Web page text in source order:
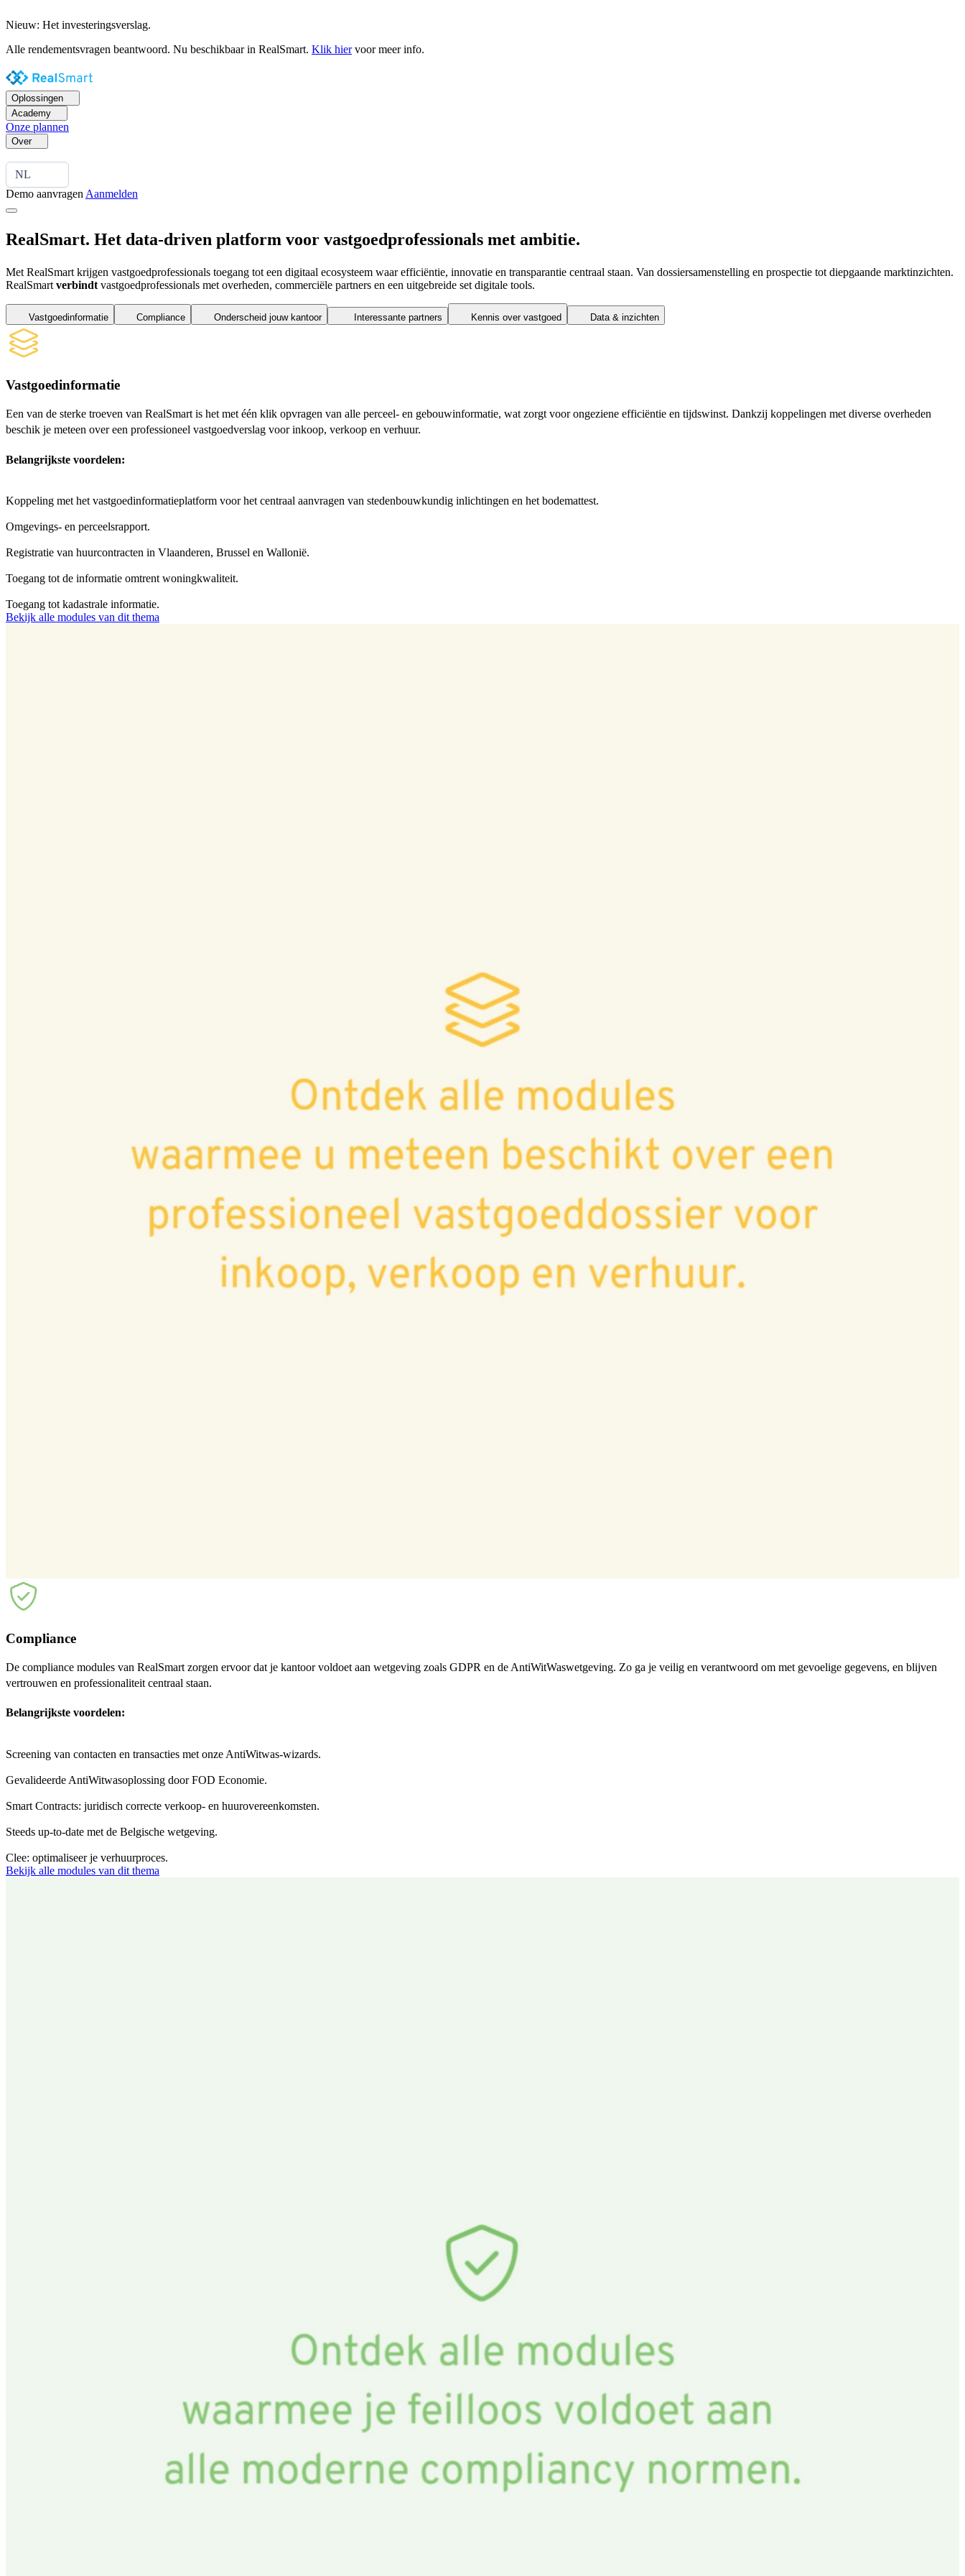
Nieuw: Het investeringsverslag.
Alle rendementsvragen beantwoord. Nu beschikbaar in RealSmart. Klik hiervoor meer info.
Oplossingen
Academy
Onze plannen
Over
NL
Demo aanvragen Aanmelden
RealSmart. Het data-driven platform voor vastgoedprofessionals met ambitie.
Met RealSmart krijgen vastgoedprofessionals toegang tot een digitaal ecosysteem waar efficiëntie, innovatie en transparantie centraal staan. Van dossiersamenstelling en prospectie tot diepgaande marktinzichten.
RealSmart verbindt vastgoedprofessionals met overheden, commerciële partners en een uitgebreide set digitale tools.
Vastgoedinformatie Compliance Onderscheid jouw kantoor Interessante partners Kennis over vastgoed Data & inzichten
Vastgoedinformatie
Een van de sterke troeven van RealSmart is het met één klik opvragen van alle perceel- en gebouwinformatie, wat zorgt voor ongeziene efficiëntie en tijdswinst. Dankzij koppelingen met diverse overheden
beschik je meteen over een professioneel vastgoedverslag voor inkoop, verkoop en verhuur.
Belangrijkste voordelen:
Koppeling met het vastgoedinformatieplatform voor het centraal aanvragen van stedenbouwkundig inlichtingen en het bodemattest.
Omgevings- en perceelsrapport.
Registratie van huurcontracten in Vlaanderen, Brussel en Wallonië.
Toegang tot de informatie omtrent woningkwaliteit.
Toegang tot kadastrale informatie.
Bekijk alle modules van dit thema
Compliance
De compliance modules van RealSmart zorgen ervoor dat je kantoor voldoet aan wetgeving zoals GDPR en de AntiWitWaswetgeving. Zo ga je veilig en verantwoord om met gevoelige gegevens, en blijven
vertrouwen en professionaliteit centraal staan.
Belangrijkste voordelen:
Screening van contacten en transacties met onze AntiWitwas-wizards.
Gevalideerde AntiWitwasoplossing door FOD Economie.
Smart Contracts: juridisch correcte verkoop- en huurovereenkomsten.
Steeds up-to-date met de Belgische wetgeving.
Clee: optimaliseer je verhuurproces.
Bekijk alle modules van dit thema